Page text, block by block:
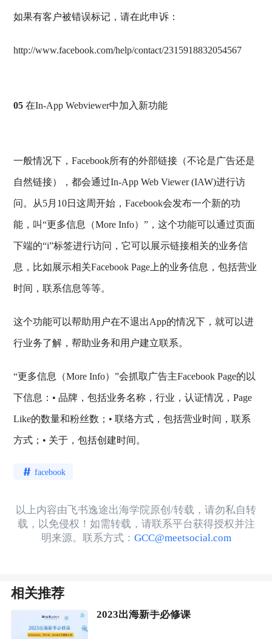
如果有客户被错误标记，请在此申诉：
http://www.facebook.com/help/contact/2315918832054567
05 在In-App Webviewer中加入新功能
一般情况下，Facebook所有的外部链接（不论是广告还是
自然链接），都会通过In-App Web Viewer (IAW)进行访
问。从5月10日这周开始， Facebook会发布一个新的功
能，叫“更多信息（More Info）”，这个功能可以通过页面
下端的“i”标签进行访问，它可以展示链接相关的业务信
息，比如展示相关Facebook Page上的业务信息，包括营业
时间，联系信息等等。
这个功能可以帮助用户在不退出App的情况下，就可以进
行业务了解，帮助业务和用户建立联系。
“更多信息（More Info）”会抓取广告主Facebook Page的以
下信息：• 品牌，包括业务名称，行业，认证情况，Page
Like的数量和粉丝数；• 联络方式，包括营业时间，联系
方式；• 关于，包括创建时间。
facebook
以上内容由飞书逸途出海学院原创/转载，请勿私自转
载，以免侵权！如需转载，请联系平台获得授权并注
明来源。联系方式： GCC@meetsocial.com
相关推荐
2023出海新手必修课